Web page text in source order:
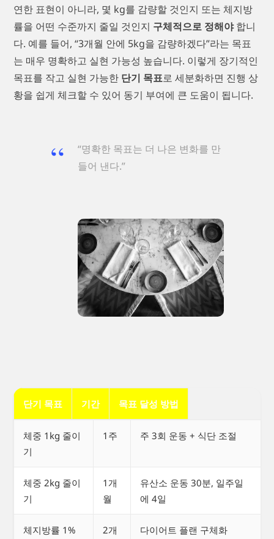
연한 표현이 아니라, 몇 kg를 감량할 것인지 또는 체지방
률을 어떤 수준까지 줄일 것인지 구체적으로 정해야합니
다. 예를 들어, “3개월 안에 5kg을 감량하겠다”라는 목표
는 매우 명확하고 실현 가능성 높습니다. 이렇게 장기적인
목표를 작고 실현 가능한 단기 목표로 세분화하면 진행 상
황을 쉽게 체크할 수 있어 동기 부여에 큰 도움이 됩니다.
“명확한 목표는 더 나은 변화를 만
들어 낸다.”
단기 목표 기간 목표 달성 방법
체중 1kg 줄이
기
1주 주 3회 운동 + 식단 조절
체중 2kg 줄이
기
1개
월
유산소 운동 30분, 일주일
에 4일
체지방률 1% 2개 다이어트 플랜 구체화